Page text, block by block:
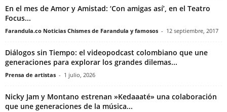
En el mes de Amor y Amistad: ‘Con amigas así’, en el Teatro
Focus...
Farandula.co Noticias Chismes de Farandula y famosos - 12 septiembre, 2017
Diálogos sin Tiempo: el videopodcast colombiano que une
generaciones para explorar los grandes dilemas...
Prensa de artistas - 1 julio, 2026
Nicky Jam y Montano estrenan »Kedaaaté» una colaboración
que une generaciones de la música...